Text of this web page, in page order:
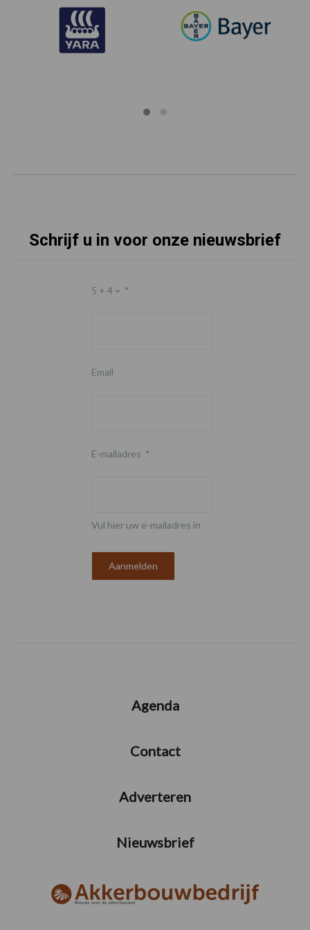
Schrijf u in voor onze nieuwsbrief
5 + 4 = *
Email
E-mailadres *
Vul hier uw e-mailadres in
Agenda
Contact
Adverteren
Nieuwsbrief